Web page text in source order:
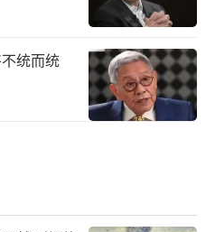
统而统